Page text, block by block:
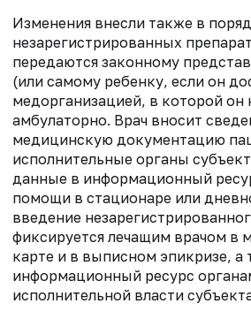
Изменения внесли также в
незарегистрированных
передаются законному
(или самому ребенку, если он
медорганизацией, в которой он
амбулаторно. Врач вносит
медицинскую документацию
исполнительные органы
данные в информационный
помощи в стационаре или
введение
фиксируется лечащим врачом в
карте и в выписном эпикризе, а
информационный ресурс
исполнительной власти